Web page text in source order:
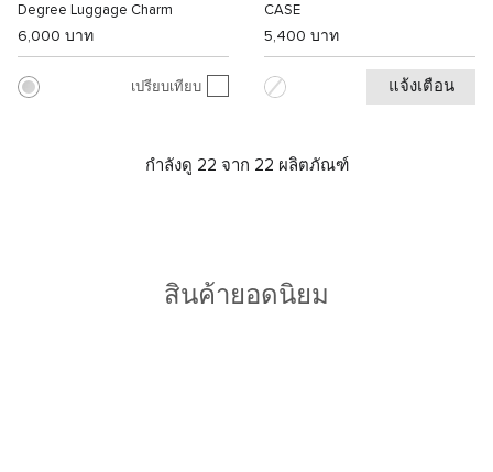
Degree Luggage Charm
6,000 บาท
เปรียบเทียบ
CASE
5,400 บาท
แจ้งเตือน
กำลังดู 22 จาก 22 ผลิตภัณฑ์
สินค้ายอดนิยม